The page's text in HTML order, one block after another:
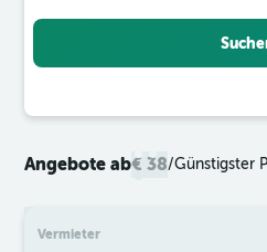
Angebote ab€ 38/Günstigster
Vermieter